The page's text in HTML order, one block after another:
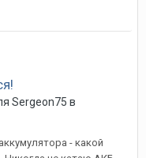
Sergeon75 в
- какой